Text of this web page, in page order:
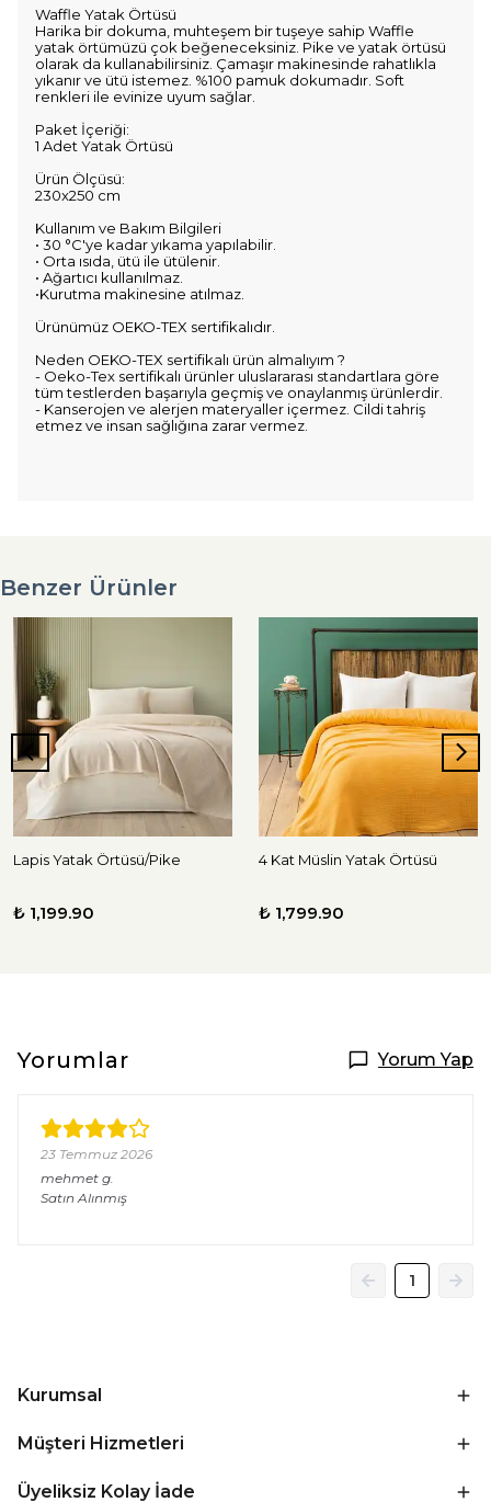
Waffle Yatak Örtüsü
Harika bir dokuma, muhteşem bir tuşeye sahip Waffle
yatak örtümüzü çok beğeneceksiniz. Pike ve yatak örtüsü
olarak da kullanabilirsiniz. Çamaşır makinesinde rahatlıkla
yıkanır ve ütü istemez. %100 pamuk dokumadır. Soft
renkleri ile evinize uyum sağlar.
Paket İçeriği:
1 Adet Yatak Örtüsü
Ürün Ölçüsü:
230x250 cm
Kullanım ve Bakım Bilgileri
• 30 °C'ye kadar yıkama yapılabilir.
• Orta ısıda, ütü ile ütülenir.
• Ağartıcı kullanılmaz.
•Kurutma makinesine atılmaz.
Ürünümüz OEKO-TEX sertifikalıdır.
Neden OEKO-TEX sertifikalı ürün almalıyım ?
- Oeko-Tex sertifikalı ürünler uluslararası standartlara göre
tüm testlerden başarıyla geçmiş ve onaylanmış ürünlerdir.
- Kanserojen ve alerjen materyaller içermez. Cildi tahriş
etmez ve insan sağlığına zarar vermez.
Benzer Ürünler
Lapis Yatak Örtüsü/Pike
₺ 1,199.90
4 Kat Müslin Yatak Örtüsü
₺ 1,799.90
Yorumlar Yorum Yap
23 Temmuz 2026
mehmet g.
Satın Alınmış
1
Kurumsal
Müşteri Hizmetleri
Üyeliksiz Kolay İade